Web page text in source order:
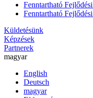
Fenntartható
Fenntartható
Küldetésünk
Képzések
Partnerek
magyar
English
Deutsch
magyar